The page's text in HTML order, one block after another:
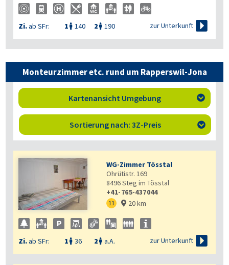
Zi.ab SFr: 1  140 2  190 zur Unterkunft 
Monteurzimmer etc. rund um Rapperswil-Jona
Kartenansicht Umgebung 
Sortierung nach: 3Z-Preis 
WG-Zimmer Tösstal
Ohrütistr. 169
8496Steg im Tösstal
+41-765-437044
11  20 km
Zi.ab SFr: 1  36 2  a.A. zur Unterkunft 